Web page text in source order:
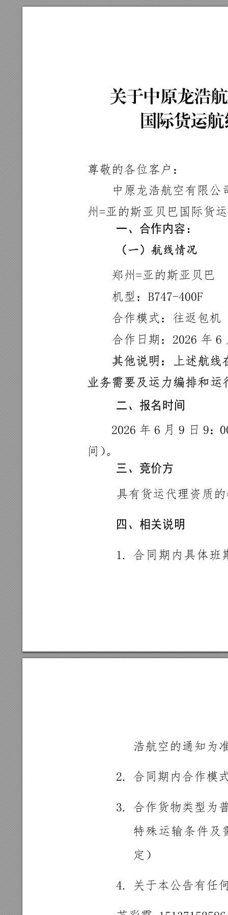
尊敬的各位 客户：
中原龙浩航 空有限公
州=亚的斯亚贝 巴国际货
一、 合作内容 ：
（ 一 ） 航线情况
郑州=亚的斯亚贝巴
机型：B747-400F
合作模式： 往返包机
合作日期 ：2026 年 6
其他说明： 上述航线
业务需要及运 力编排和运
二、 报名 时间
2026 年 6 月 9 日 9：
间）。
三、 竞价方
具有货运代 理资质
四、 相关说明
1. 合 同 期 内 具 体班
浩航空的通 知为
2. 合同期内合作模
3. 合作货物类 型为
特 殊 运 输 条件 及
定）
4. 关于本公告有任